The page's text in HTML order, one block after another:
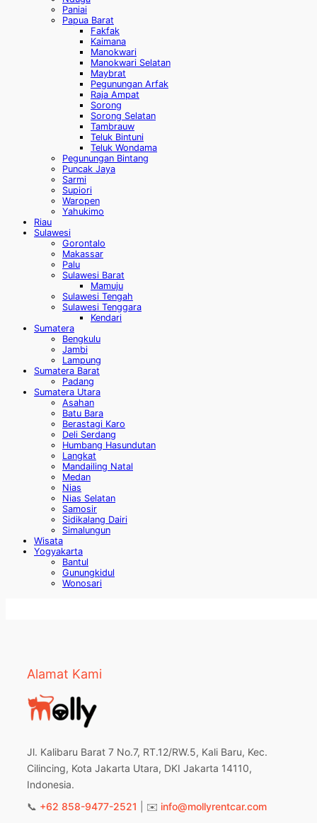
Paniai
Papua Barat
Fakfak
Kaimana
Manokwari
Manokwari Selatan
Maybrat
Pegunungan Arfak
Raja Ampat
Sorong
Sorong Selatan
Tambrauw
Teluk Bintuni
Teluk Wondama
Pegunungan Bintang
Puncak Jaya
Sarmi
Supiori
Waropen
Yahukimo
Riau
Sulawesi
Gorontalo
Makassar
Palu
Sulawesi Barat
Mamuju
Sulawesi Tengah
Sulawesi Tenggara
Kendari
Sumatera
Bengkulu
Jambi
Lampung
Sumatera Barat
Padang
Sumatera Utara
Asahan
Batu Bara
Berastagi Karo
Deli Serdang
Humbang Hasundutan
Langkat
Mandailing Natal
Medan
Nias
Nias Selatan
Samosir
Sidikalang Dairi
Simalungun
Wisata
Yogyakarta
Bantul
Gunungkidul
Wonosari
Alamat Kami
Jl. Kalibaru Barat 7 No.7, RT.12/RW.5, Kali Baru, Kec.
Cilincing, Kota Jakarta Utara, DKI Jakarta 14110,
Indonesia.
📞 +62 858-9477-2521 | ✉️ info@mollyrentcar.com